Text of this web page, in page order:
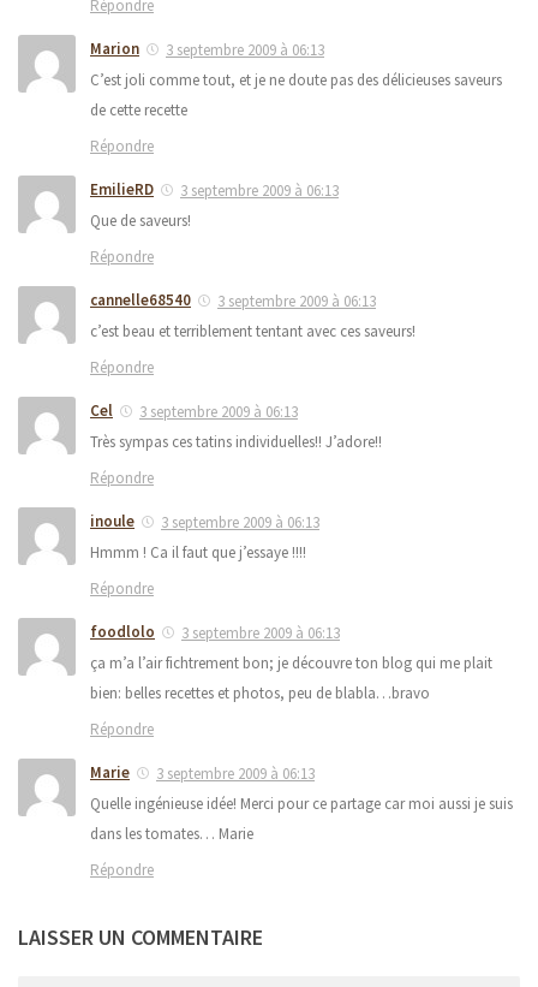
Répondre
Marion
3 septembre 2009 à 06:13
C’est joli comme tout, et je ne doute pas des délicieuses saveurs
de cette recette
Répondre
EmilieRD
3 septembre 2009 à 06:13
Que de saveurs!
Répondre
cannelle68540
3 septembre 2009 à 06:13
c’est beau et terriblement tentant avec ces saveurs!
Répondre
Cel
3 septembre 2009 à 06:13
Très sympas ces tatins individuelles!! J’adore!!
Répondre
inoule
3 septembre 2009 à 06:13
Hmmm ! Ca il faut que j’essaye !!!!
Répondre
foodlolo
3 septembre 2009 à 06:13
ça m’a l’air fichtrement bon; je découvre ton blog qui me plait
bien: belles recettes et photos, peu de blabla…bravo
Répondre
Marie
3 septembre 2009 à 06:13
Quelle ingénieuse idée! Merci pour ce partage car moi aussi je suis
dans les tomates… Marie
Répondre
LAISSER UN COMMENTAIRE